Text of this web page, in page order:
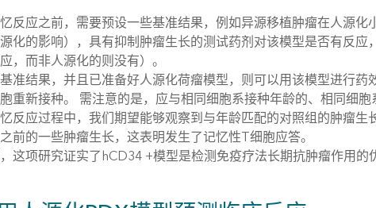
反应之前，需要预设一些基准结果，例如异源移植肿瘤在人源
化的影响），具有抑制肿瘤生长的测试药剂对该模型是否有反
，而非人源化的则没有）。
准结果，并且已准备好人源化荷瘤模型，则可以用该模型进行
重新接种。 需注意的是，应与相同细胞系接种年龄的、相同细
反应过程中，我们期望能够观察到与年龄匹配的对照组的肿瘤生
前的一些肿瘤生长，这表明发生了记忆性T细胞应答。
这项研究证实了hCD34 +模型是检测免疫疗法长期抗肿瘤作用